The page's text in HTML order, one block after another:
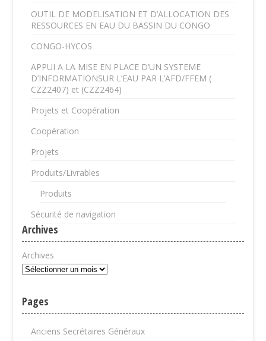
OUTIL DE MODELISATION ET D’ALLOCATION DES
RESSOURCES EN EAU DU BASSIN DU CONGO
CONGO-HYCOS
APPUI A LA MISE EN PLACE D’UN SYSTEME
D’INFORMATIONSUR L’EAU PAR L’AFD/FFEM (
CZZ2407) et (CZZ2464)
Projets et Coopération
Coopération
Projets
Produits/Livrables
Produits
Sécurité de navigation
Archives
Archives
Pages
Anciens Secrétaires Généraux